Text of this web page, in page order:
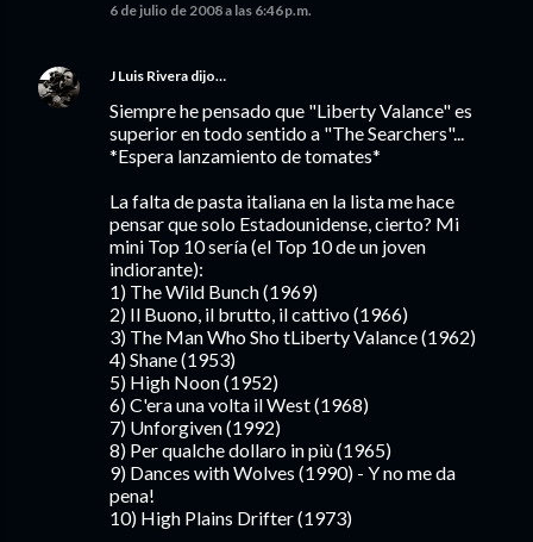
6 de julio de 2008 a las 6:46 p.m.
J Luis Rivera dijo…
Siempre he pensado que "Liberty Valance" es
superior en todo sentido a "The Searchers"...
*Espera lanzamiento de tomates*
La falta de pasta italiana en la lista me hace
pensar que solo Estadounidense, cierto? Mi
mini Top 10 sería (el Top 10 de un joven
indiorante):
1) The Wild Bunch (1969)
2) Il Buono, il brutto, il cattivo (1966)
3) The Man Who Sho tLiberty Valance (1962)
4) Shane (1953)
5) High Noon (1952)
6) C'era una volta il West (1968)
7) Unforgiven (1992)
8) Per qualche dollaro in più (1965)
9) Dances with Wolves (1990) - Y no me da
pena!
10) High Plains Drifter (1973)